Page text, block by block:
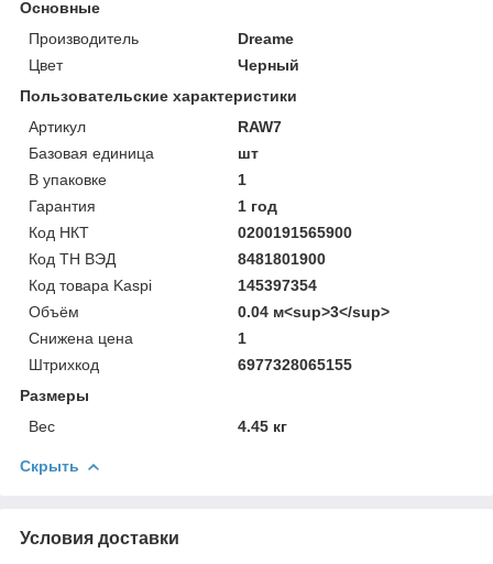
Основные
Производитель
Dreame
Цвет
Черный
Пользовательские характеристики
Артикул
RAW7
Базовая единица
шт
В упаковке
1
Гарантия
1 год
Код НКТ
0200191565900
Код ТН ВЭД
8481801900
Код товара Kaspi
145397354
Объём
0.04 м<sup>3</sup>
Снижена цена
1
Штрихкод
6977328065155
Размеры
Вес
4.45 кг
Скрыть
Условия доставки